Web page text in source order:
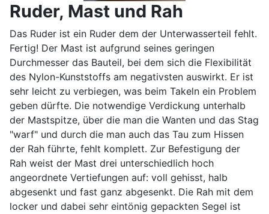
Ruder, Mast und Rah
Das Ruder ist ein Ruder dem der Unterwasserteil fehlt.
Fertig! Der Mast ist aufgrund seines geringen
Durchmesser das Bauteil, bei dem sich die Flexibilität
des Nylon-Kunststoffs am negativsten auswirkt. Er ist
sehr leicht zu verbiegen, was beim Takeln ein Problem
geben dürfte. Die notwendige Verdickung unterhalb
der Mastspitze, über die man die Wanten und das Stag
"warf" und durch die man auch das Tau zum Hissen
der Rah führte, fehlt komplett. Zur Befestigung der
Rah weist der Mast drei unterschiedlich hoch
angeordnete Vertiefungen auf: voll gehisst, halb
abgesenkt und fast ganz abgesenkt. Die Rah mit dem
locker und dabei sehr eintönig gepackten Segel ist